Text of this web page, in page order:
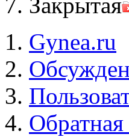
Закрытая
Gynea.ru
Обратная